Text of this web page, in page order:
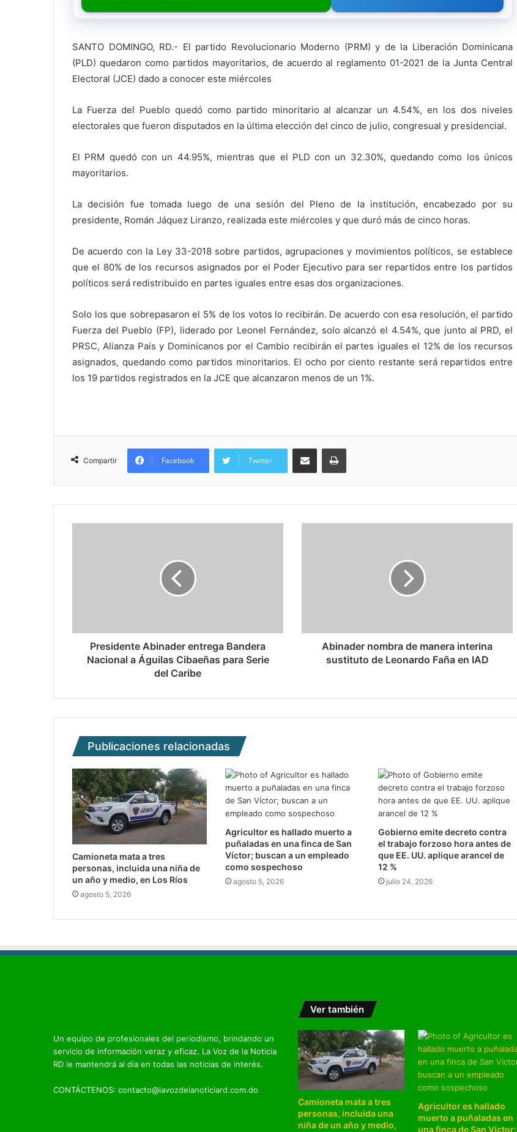
SANTO DOMINGO, RD.- El partido Revolucionario Moderno (PRM) y de la Liberación Dominicana
(PLD) quedaron como partidos mayoritarios, de acuerdo al reglamento 01-2021 de la Junta Central
Electoral (JCE) dado a conocer este miércoles
La Fuerza del Pueblo quedó como partido minoritario al alcanzar un 4.54%, en los dos niveles
electorales que fueron disputados en la última elección del cinco de julio, congresual y presidencial.
El PRM quedó con un 44.95%, mientras que el PLD con un 32.30%, quedando como los únicos
mayoritarios.
La decisión fue tomada luego de una sesión del Pleno de la institución, encabezado por su
presidente, Román Jáquez Liranzo, realizada este miércoles y que duró más de cinco horas.
De acuerdo con la Ley 33-2018 sobre partidos, agrupaciones y movimientos políticos, se establece
que el 80% de los recursos asignados por el Poder Ejecutivo para ser repartidos entre los partidos
políticos será redistribuido en partes iguales entre esas dos organizaciones.
Solo los que sobrepasaron el 5% de los votos lo recibirán. De acuerdo con esa resolución, el partido
Fuerza del Pueblo (FP), liderado por Leonel Fernández, solo alcanzó el 4.54%, que junto al PRD, el
PRSC, Alianza País y Dominicanos por el Cambio recibirán el partes iguales el 12% de los recursos
asignados, quedando como partidos minoritarios. El ocho por ciento restante será repartidos entre
los 19 partidos registrados en la JCE que alcanzaron menos de un 1%.
Compartir Facebook Twitter
Compartir via Email Imprimi
Presidente Abinader entrega Bandera
Nacional a Águilas Cibaeñas para Serie
del Caribe
Abinader nombra de manera interina
sustituto de Leonardo Faña en IAD
Publicaciones relacionadas
Camioneta mata a tres
personas, incluida una niña de
un año y medio, en Los Ríos
agosto 5, 2026
Agricultor es hallado muerto a
puñaladas en una finca de San
Víctor; buscan a un empleado
como sospechoso
agosto 5, 2026
Gobierno emite decreto contra
el trabajo forzoso hora antes de
que EE. UU. aplique arancel de
12 %
julio 24, 2026
Un equipo de profesionales del periodismo, brindando un
servicio de información veraz y eficaz. La Voz de la Noticia
RD le mantendrá al día en todas las noticias de interés.
CONTÁCTENOS: contacto@lavozdelanoticiard.com.do
Ver también
Camioneta mata a tres
personas, incluida una
niña de un año y medio,
Agricultor es hallado
muerto a puñaladas en
una finca de San Víctor;